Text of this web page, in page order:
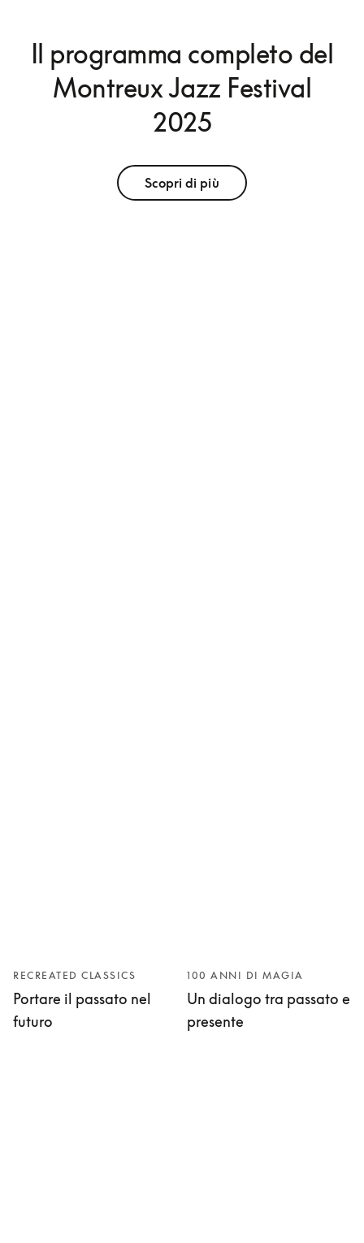
Il programma completo del
Montreux Jazz Festival
2025
Scopri di più
RECREATED CLASSICS
Portare il passato nel
futuro
100 ANNI DI MAGIA
Un dialogo tra passato e
presente